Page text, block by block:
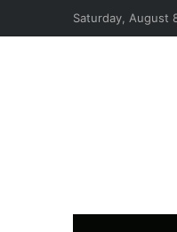
Saturday, August